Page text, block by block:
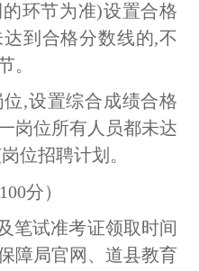
环节为准)设置合格
到合格分数线的,不
。
,设置综合成绩合格
岗位所有人员都未达
位招聘计划。
100分）
笔试准考证领取时间
障局官网、道县教育